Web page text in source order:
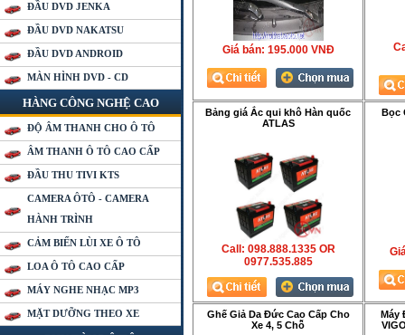
ĐẦU DVD JENKA
ĐẦU DVD NAKATSU
ĐẦU DVD ANDROID
MÀN HÌNH DVD - CD
HÀNG CÔNG NGHỆ CAO
ĐỘ ÂM THANH CHO Ô TÔ
ÂM THANH Ô TÔ CAO CẤP
ĐẦU THU TIVI KTS
CAMERA ÔTÔ - CAMERA
HÀNH TRÌNH
CẢM BIẾN LÙI XE Ô TÔ
LOA Ô TÔ CAO CẤP
MÁY NGHE NHẠC MP3
MẶT DƯỠNG THEO XE
Giá bán: 195.000 VNÐ
Bảng giá Ắc qui khô Hàn quốc
ATLAS
Call: 098.888.1335 OR
0977.535.885
Bọc
Ghế Giả Da Đức Cao Cấp Cho
Xe 4, 5 Chỗ
Máy